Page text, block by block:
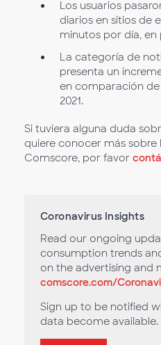
Los usuarios
diarios en sitios de
minutos por día, en
La categoría de
presenta un
en comparación
2021.
Si tuviera alguna duda
quiere conocer más sobre
Comscore, por favor
Coronavirus Insights
Read our ongoing
consumption trends
on the advertising and
comscore.com/
Sign up to be notified
data become available.